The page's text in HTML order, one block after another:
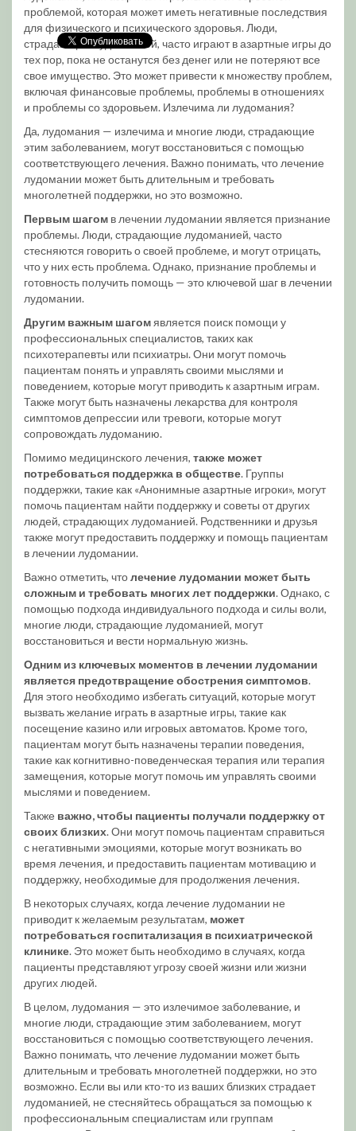
проблемой, которая может иметь негативные последствия
для физического и психического здоровья. Люди,
страдающие лудоманией, часто играют в азартные игры до
тех пор, пока не останутся без денег или не потеряют все
свое имущество. Это может привести к множеству проблем,
включая финансовые проблемы, проблемы в отношениях
и проблемы со здоровьем. Излечима ли лудомания?
Да, лудомания — излечима и многие люди, страдающие
этим заболеванием, могут восстановиться с помощью
соответствующего лечения. Важно понимать, что лечение
лудомании может быть длительным и требовать
многолетней поддержки, но это возможно.
Первым шагом в лечении лудомании является признание
проблемы. Люди, страдающие лудоманией, часто
стесняются говорить о своей проблеме, и могут отрицать,
что у них есть проблема. Однако, признание проблемы и
готовность получить помощь — это ключевой шаг в лечении
лудомании.
Другим важным шагомявляется поиск помощи у
профессиональных специалистов, таких как
психотерапевты или психиатры. Они могут помочь
пациентам понять и управлять своими мыслями и
поведением, которые могут приводить к азартным играм.
Также могут быть назначены лекарства для контроля
симптомов депрессии или тревоги, которые могут
сопровождать лудоманию.
Помимо медицинского лечения, также может
потребоваться поддержка в обществе. Группы
поддержки, такие как «Анонимные азартные игроки», могут
помочь пациентам найти поддержку и советы от других
людей, страдающих лудоманией. Родственники и друзья
также могут предоставить поддержку и помощь пациентам
в лечении лудомании.
Важно отметить, чтолечение лудомании может быть
сложным и требовать многих лет поддержки. Однако, с
помощью подхода индивидуального подхода и силы воли,
многие люди, страдающие лудоманией, могут
восстановиться и вести нормальную жизнь.
Одним из ключевых моментов в лечении лудомании
является предотвращение обострения симптомов.
Для этого необходимо избегать ситуаций, которые могут
вызвать желание играть в азартные игры, такие как
посещение казино или игровых автоматов. Кроме того,
пациентам могут быть назначены терапии поведения,
такие как когнитивно-поведенческая терапия или терапия
замещения, которые могут помочь им управлять своими
мыслями и поведением.
Также важно, чтобы пациенты получали поддержку от
своих близких. Они могут помочь пациентам справиться
с негативными эмоциями, которые могут возникать во
время лечения, и предоставить пациентам мотивацию и
поддержку, необходимые для продолжения лечения.
В некоторых случаях, когда лечение лудомании не
приводит к желаемым результатам, может
потребоваться госпитализация в психиатрической
клинике. Это может быть необходимо в случаях, когда
пациенты представляют угрозу своей жизни или жизни
других людей.
В целом, лудомания — это излечимое заболевание, и
многие люди, страдающие этим заболеванием, могут
восстановиться с помощью соответствующего лечения.
Важно понимать, что лечение лудомании может быть
длительным и требовать многолетней поддержки, но это
возможно. Если вы или кто-то из ваших близких страдает
лудоманией, не стесняйтесь обращаться за помощью к
профессиональным специалистам или группам